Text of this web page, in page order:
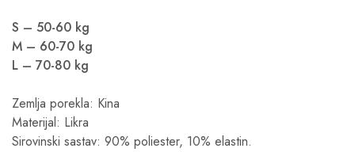
S – 50-60 kg
M – 60-70 kg
L – 70-80 kg
Zemlja porekla: Kina
Materijal: Likra
Sirovinski sastav: 90% poliester, 10% elastin.